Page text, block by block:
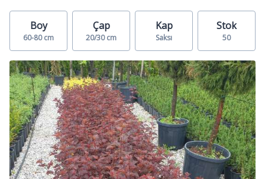
Boy
60-80 cm
Çap
20/30 cm
Kap
Saksı
Stok
50